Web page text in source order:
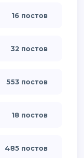
16 постов
32 постов
553 постов
18 постов
485 постов